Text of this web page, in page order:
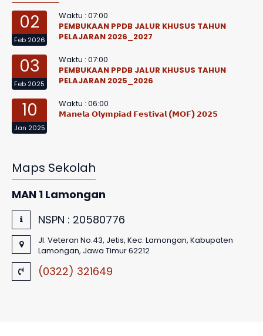
02
Feb 2026
Waktu : 07:00
PEMBUKAAN PPDB JALUR KHUSUS TAHUN
PELAJARAN 2026_2027
03
Feb 2025
Waktu : 07:00
PEMBUKAAN PPDB JALUR KHUSUS TAHUN
PELAJARAN 2025_2026
10
Jan 2025
Waktu : 06:00
𝗠𝗮𝗻𝗲𝗹𝗮 𝗢𝗹𝘆𝗺𝗽𝗶𝗮𝗱 𝗙𝗲𝘀𝘁𝗶𝘃𝗮𝗹 (𝗠𝗢𝗙) 𝟮𝟬𝟮𝟱
Maps Sekolah
MAN 1 Lamongan
NSPN : 20580776
Jl. Veteran No.43, Jetis, Kec. Lamongan, Kabupaten
Lamongan, Jawa Timur 62212
(0322) 321649